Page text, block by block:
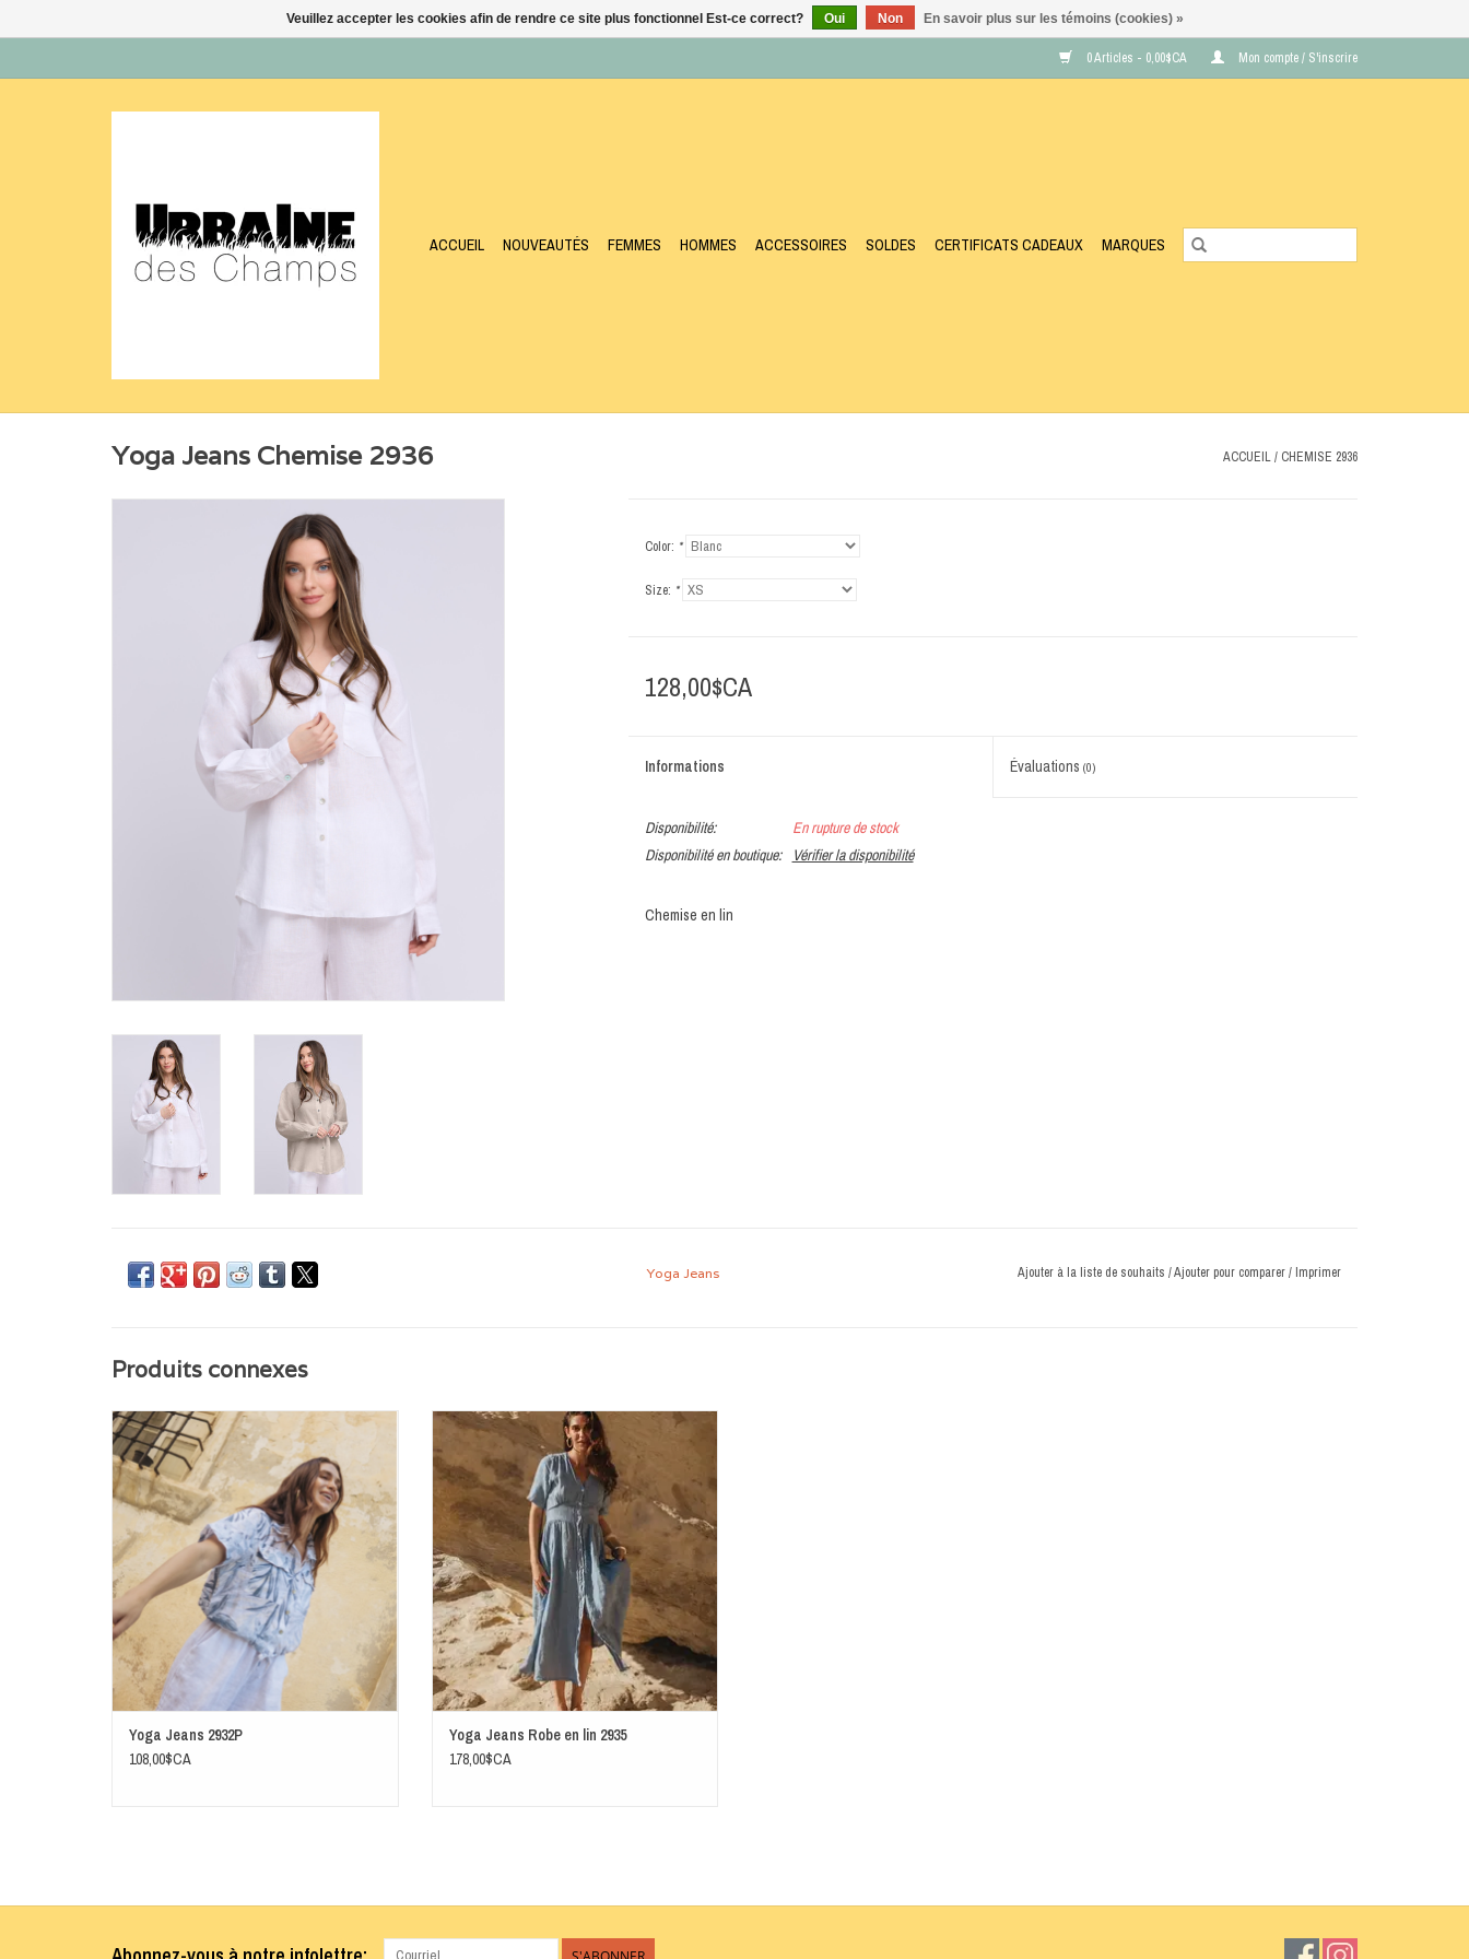
0 Articles - 0,00$CA Mon compte / S'inscrire
ACCUEIL NOUVEAUTÉS FEMMES HOMMES ACCESSOIRES SOLDES CERTIFICATS CADEAUX MARQUES
Yoga Jeans Chemise 2936 ACCUEIL/ CHEMISE 2936
Color: *
Size: *
128,00$CA
Informations Évaluations(0)
Disponibilité:
En rupture de stock
Disponibilité en boutique:
Vérifier la disponibilité
Chemise en lin
Yoga Jeans Ajouter à la liste de souhaits /Ajouter pour comparer/ Imprimer
Produits connexes
Découvrez Chiara, la chemise en lin 100%
polyvalente qui vous emmène de la plage à la ville
et partout entre les deux.
Yoga Jeans 2932P
108,00$CA
Robe en lin
Yoga Jeans Robe en lin 2935
178,00$CA
Veuillez accepter les cookies afin de rendre ce site plus fonctionnel Est-ce correct? Oui Non En savoir plus sur les témoins (cookies) »